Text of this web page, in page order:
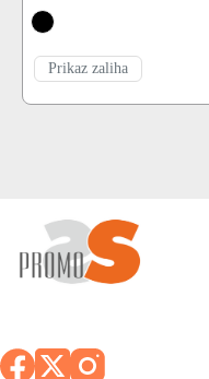
Prikaz zaliha